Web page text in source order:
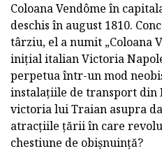
Coloana Vendôme în
deschis în august 1810.
târziu, el a numit „Coloana
inițial italian Victoria
perpetua într-un mod
instalațiile de transport din
victoria lui Traian asupra
atracțiile țării în care
chestiune de obișnuință?